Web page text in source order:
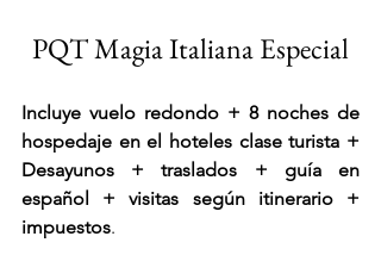
PQT Magia Italiana Especial
Incluye vuelo redondo + 8 noches de
hospedaje en el hoteles clase turista +
Desayunos + traslados + guía en
español + visitas según itinerario +
impuestos.